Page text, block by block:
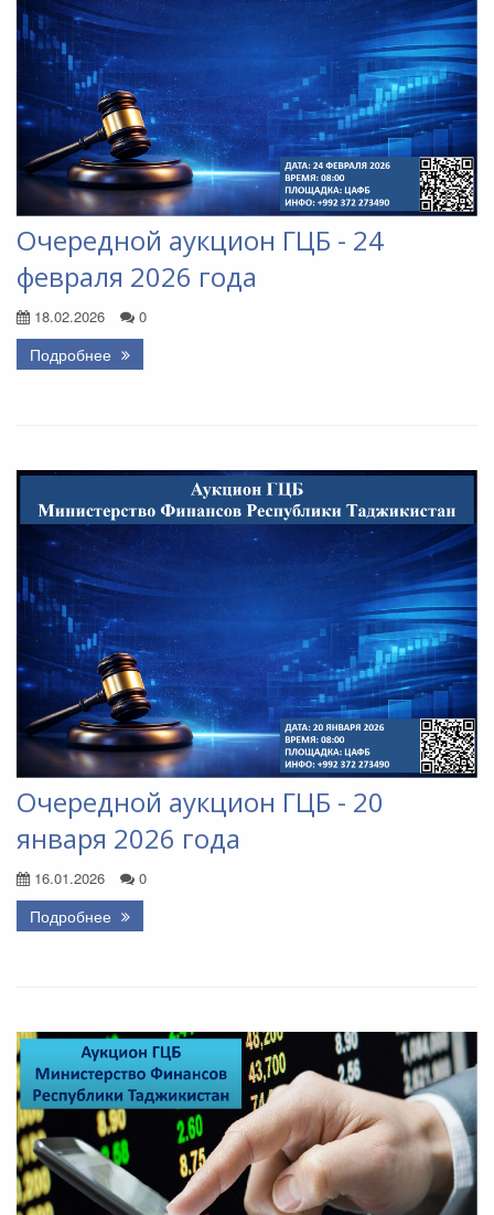
Очередной аукцион ГЦБ - 24
февраля 2026 года
18.02.2026 0
Подробнее
Очередной аукцион ГЦБ - 20
января 2026 года
16.01.2026 0
Подробнее